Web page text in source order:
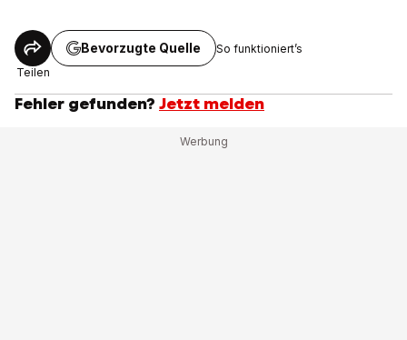
Teilen
Bevorzugte Quelle So funktioniert’s
Fehler gefunden? Jetzt melden